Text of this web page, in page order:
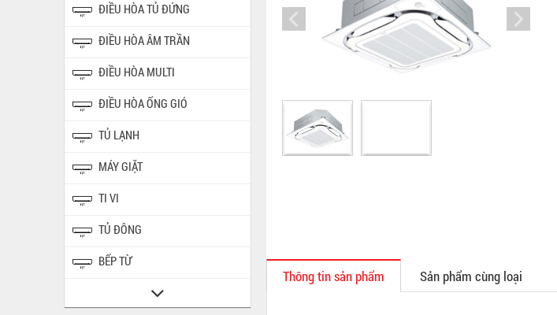
ĐIỀU HÒA TỦ ĐỨNG
ĐIỀU HÒA ÂM TRẦN
ĐIỀU HÒA MULTI
ĐIỀU HÒA ỐNG GIÓ
TỦ LẠNH
MÁY GIẶT
TI VI
TỦ ĐÔNG
BẾP TỪ
Thông tin sản phẩm Sản phẩm cùng loại